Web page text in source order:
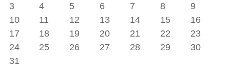
3
4 5 6 7 8
9
10
11 12 13 14 15
16
17
18 19 20 21 22
23
24
25 26 27 28 29
30
31